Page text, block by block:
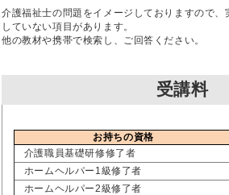
介護福祉士の問題をイメージしておりますので
していない項目があります。
他の教材や携帯で検索し、ご回答ください。
受講料
お持ちの資格
介護職員基礎研修修了者
ホームヘルパー1級修了者
ホームヘルパー2級修了者